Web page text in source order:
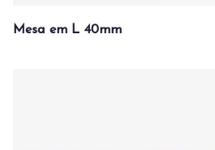
Mesa em L 40mm